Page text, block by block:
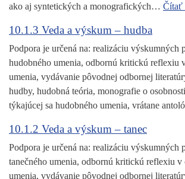
ako aj syntetických a monografických… Čítať
10.1.3 Veda a výskum – hudba
Podpora je určená na: realizáciu výskumných
hudobného umenia, odbornú kritickú reflexiu
umenia, vydávanie pôvodnej odbornej
hudby, hudobná teória, monografie o
týkajúcej sa hudobného umenia, vrátane
10.1.2 Veda a výskum – tanec
Podpora je určená na: realizáciu výskumných
tanečného umenia, odbornú kritickú reflexiu v
umenia, vydávanie pôvodnej odbornej